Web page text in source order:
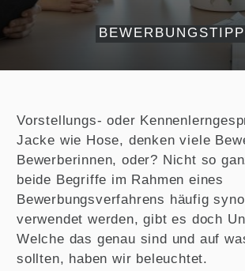
Vorstellungs- oder
Jacke wie Hose, denken viele
Bewerberinnen, oder? Nicht so
beide Begriffe im Rahmen eines
Bewerbungsverfahrens häufig
verwendet werden, gibt es doch
Welche das genau sind und auf
sollten, haben wir beleuchtet.